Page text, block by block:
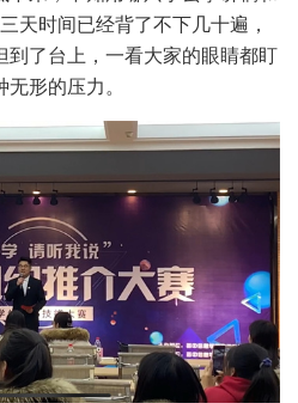
天时间已经背了不下几十遍，
到了台上，一看大家的眼睛都盯
形的压力。